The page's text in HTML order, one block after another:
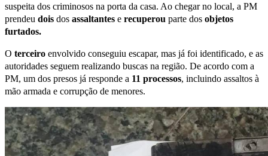
suspeita dos criminosos na porta da casa. Ao chegar no local, a PM
prendeu dois dos assaltantes e recuperou parte dos objetos
furtados.
O terceiro envolvido conseguiu escapar, mas já foi identificado, e as
autoridades seguem realizando buscas na região. De acordo com a
PM, um dos presos já responde a 11 processos, incluindo assaltos à
mão armada e corrupção de menores.